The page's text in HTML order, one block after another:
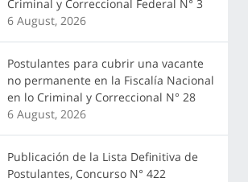
Criminal y Correccional Federal N° 3
6 August, 2026
Postulantes para cubrir una vacante
no permanente en la Fiscalía Nacional
en lo Criminal y Correccional N° 28
6 August, 2026
Publicación de la Lista Definitiva de
Postulantes, Concurso N° 422